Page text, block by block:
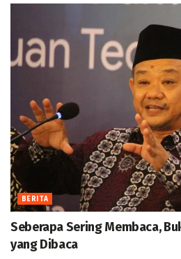
BERITA
Seberapa Sering Membaca,
yang Dibaca